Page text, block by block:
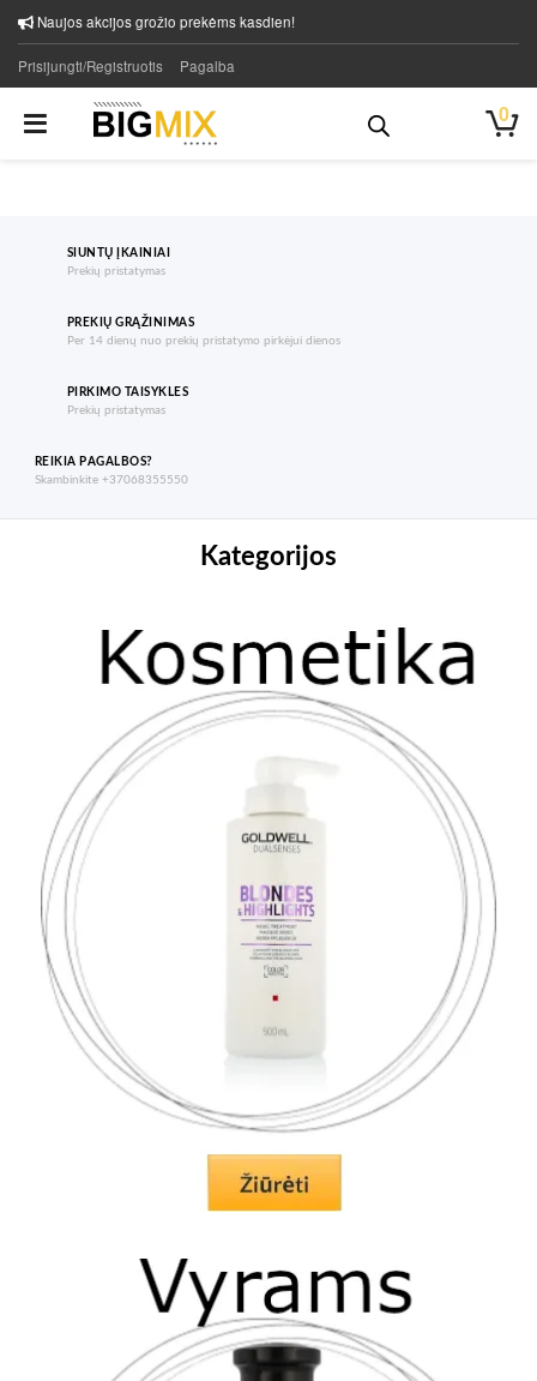
Naujos akcijos grožio prekėms kasdien!
Prisijungti/Registruotis Pagalba
0
SIUNTŲ ĮKAINIAI
Prekių pristatymas
PREKIŲ GRĄŽINIMAS
Per 14 dienų nuo prekių pristatymo pirkėjui dienos
PIRKIMO TAISYKLES
Prekių pristatymas
REIKIA PAGALBOS?
Skambinkite +37068355550
Kategorijos